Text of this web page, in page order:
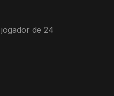
de 24